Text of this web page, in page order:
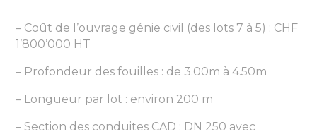
– Coût de l’ouvrage génie civil (des lots 7 à 5) : CHF
1’800’000 HT
– Profondeur des fouilles : de 3.00m à 4.50m
– Longueur par lot : environ 200 m
– Section des conduites CAD : DN 250 avec